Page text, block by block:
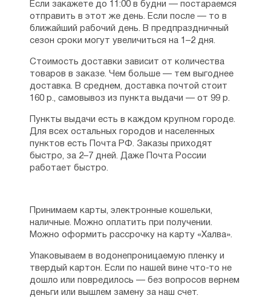
Если закажете до 11:00 в будни — постараемся
отправить в этот же день. Если после — то в
ближайший рабочий день. В предпраздничный
сезон сроки могут увеличиться на 1–2 дня.
Стоимость доставки зависит от количества
товаров в заказе. Чем больше — тем выгоднее
доставка. В среднем, доставка почтой стоит
160 р., самовывоз из пункта выдачи — от 99 р.
Пункты выдачи есть в каждом крупном городе.
Для всех остальных городов и населенных
пунктов есть Почта РФ. Заказы приходят
быстро, за 2–7 дней. Даже Почта России
работает быстро.
Принимаем карты, электронные кошельки,
наличные. Можно оплатить при получении.
Можно оформить рассрочку на карту «Халва».
Упаковываем в водонепроницаемую пленку и
твердый картон. Если по нашей вине что-то не
дошло или повредилось — без вопросов вернем
деньги или вышлем замену за наш счет.